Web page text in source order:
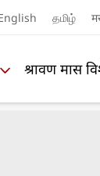
தமிழ்
श्रावण मास